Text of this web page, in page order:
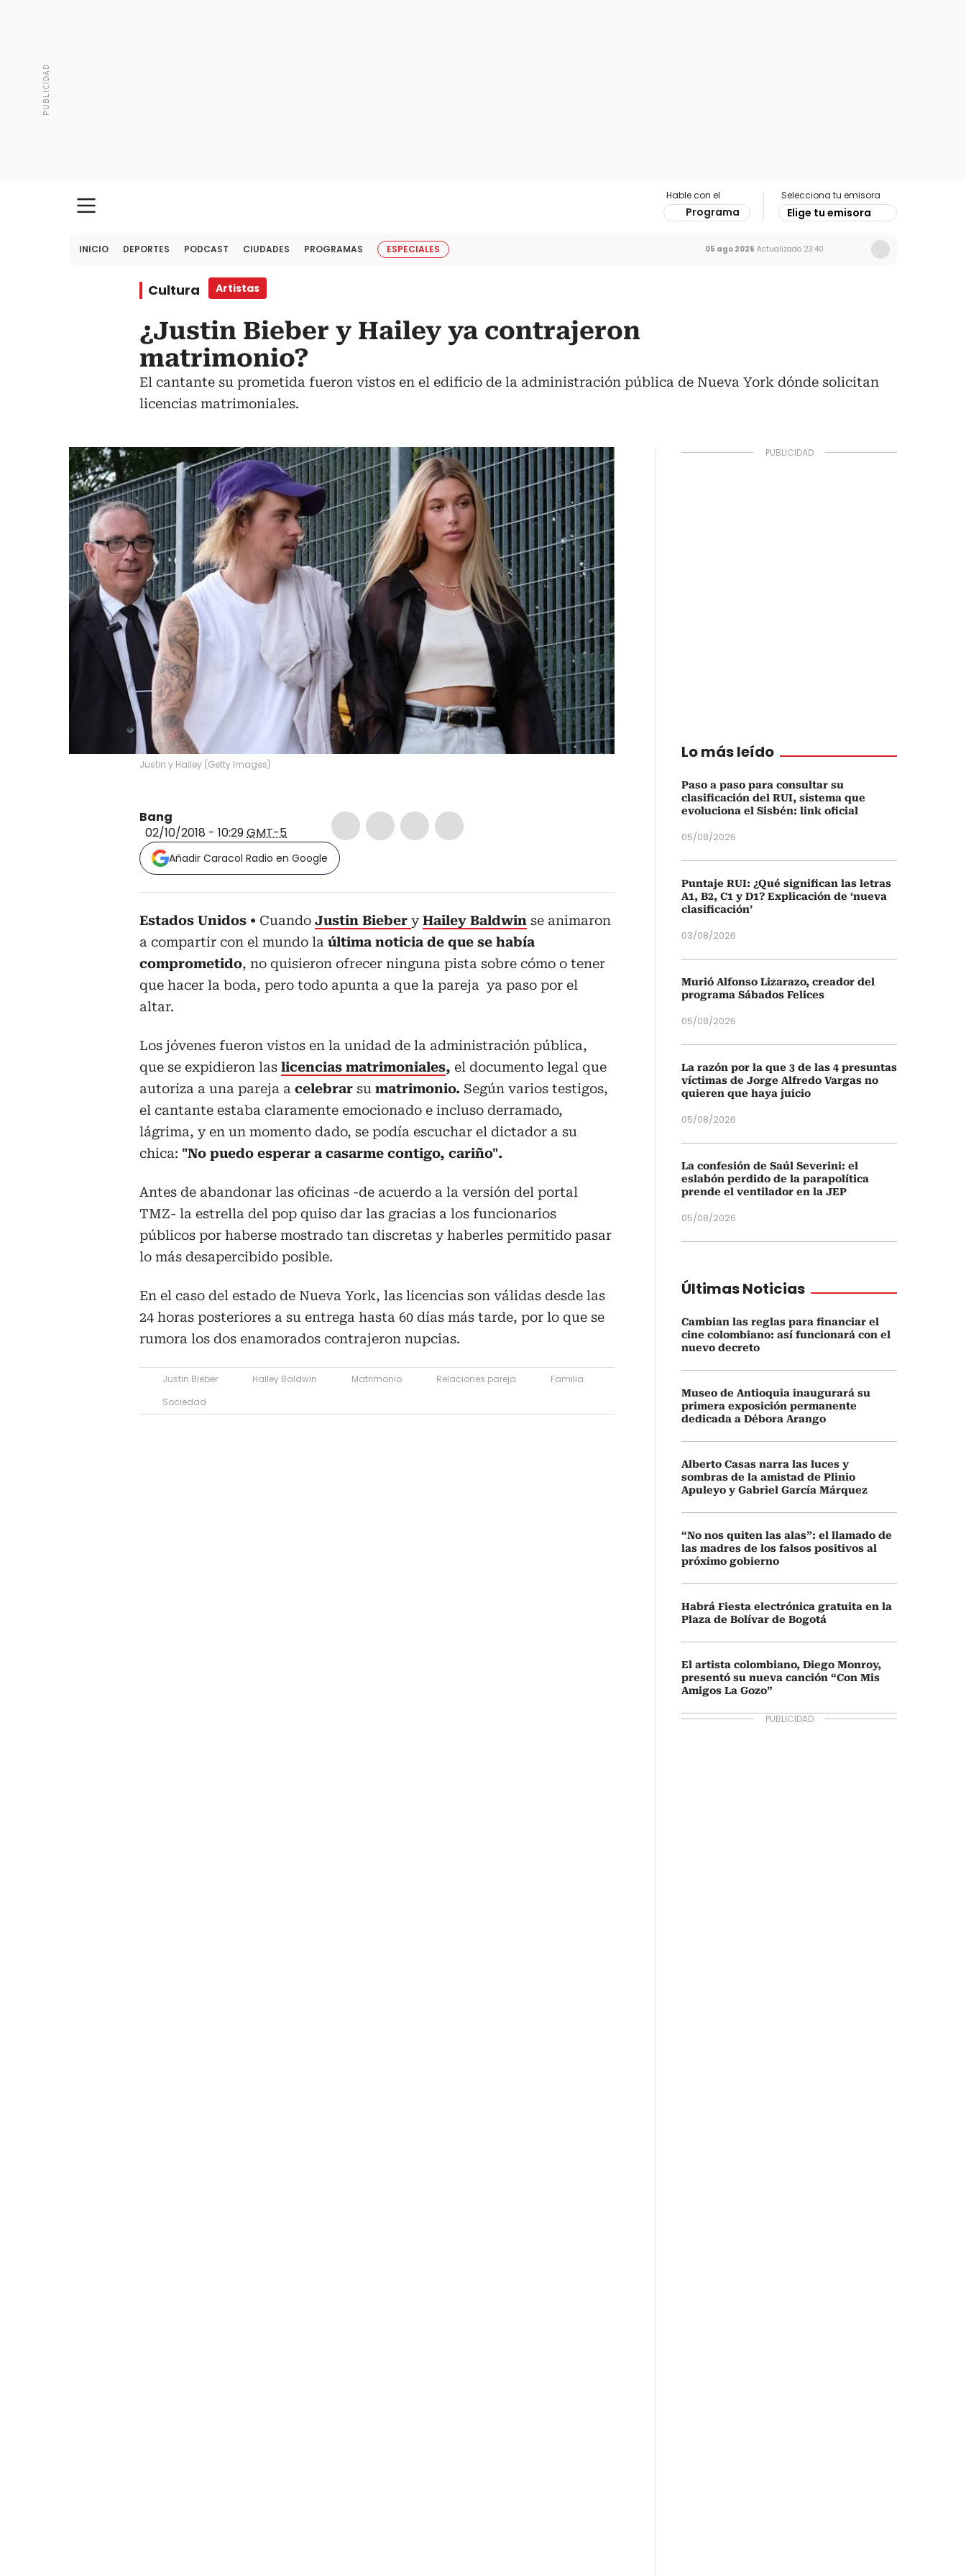
Hable con el
Programa
Selecciona tu emisora
Elige tu emisora
INICIO DEPORTES PODCAST CIUDADES PROGRAMAS ESPECIALES 05 ago 2026 Actualizado 23:40
Cultura Artistas
¿Justin Bieber y Hailey ya contrajeron
matrimonio?
El cantante su prometida fueron vistos en el edificio de la administración pública de Nueva York dónde solicitan
licencias matrimoniales.
Justin y Hailey (Getty Images)
Bang
02/10/2018 - 10:29GMT-5
Añadir Caracol Radio en Google
Estados Unidos Cuando Justin Bieber yHailey Baldwin se animaron
a compartir con el mundo la última noticia de que se había
comprometido, no quisieron ofrecer ninguna pista sobre cómo o tener
que hacer la boda, pero todo apunta a que la pareja ya paso por el
altar.
Los jóvenes fueron vistos en la unidad de la administración pública,
que se expidieron las licencias matrimoniales, el documento legal que
autoriza a una pareja a celebrar su matrimonio. Según varios testigos,
el cantante estaba claramente emocionado e incluso derramado,
lágrima, y en un momento dado, se podía escuchar el dictador a su
chica: "No puedo esperar a casarme contigo, cariño".
Antes de abandonar las oficinas -de acuerdo a la versión del portal
TMZ- la estrella del pop quiso dar las gracias a los funcionarios
públicos por haberse mostrado tan discretas y haberles permitido pasar
lo más desapercibido posible.
En el caso del estado de Nueva York, las licencias son válidas desde las
24 horas posteriores a su entrega hasta 60 días más tarde, por lo que se
rumora los dos enamorados contrajeron nupcias.
Justin Bieber Hailey Baldwin Matrimonio Relaciones pareja
Familia
Sociedad
Lo más leído
Paso a paso para consultar su
clasificación del RUI, sistema que
evoluciona el Sisbén: link oficial
05/08/2026
Puntaje RUI: ¿Qué significan las letras
A1, B2, C1 y D1? Explicación de ‘nueva
clasificación’
03/08/2026
Murió Alfonso Lizarazo, creador del
programa Sábados Felices
05/08/2026
La razón por la que 3 de las 4 presuntas
víctimas de Jorge Alfredo Vargas no
quieren que haya juicio
05/08/2026
La confesión de Saúl Severini: el
eslabón perdido de la parapolítica
prende el ventilador en la JEP
05/08/2026
Últimas Noticias
Cambian las reglas para financiar el
cine colombiano: así funcionará con el
nuevo decreto
Museo de Antioquia inaugurará su
primera exposición permanente
dedicada a Débora Arango
Alberto Casas narra las luces y
sombras de la amistad de Plinio
Apuleyo y Gabriel García Márquez
“No nos quiten las alas”: el llamado de
las madres de los falsos positivos al
próximo gobierno
Habrá Fiesta electrónica gratuita en la
Plaza de Bolívar de Bogotá
El artista colombiano, Diego Monroy,
presentó su nueva canción “Con Mis
Amigos La Gozo”